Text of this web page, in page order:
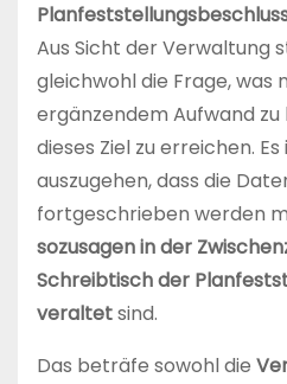
Aus Sicht der Verwaltung
gleichwohl die Frage, was
ergänzendem Aufwand zu
dieses Ziel zu erreichen.
auszugehen, dass die
fortgeschrieben werden
sozusagen in der
Schreibtisch der
veraltetsind.
Das beträfe sowohl die